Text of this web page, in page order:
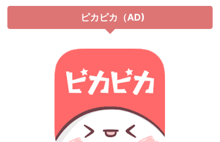
ピカピカ（AD)